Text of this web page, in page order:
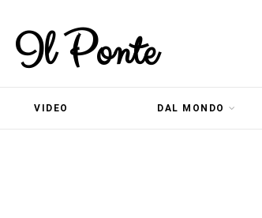
Il Ponte
VIDEO DAL MONDO